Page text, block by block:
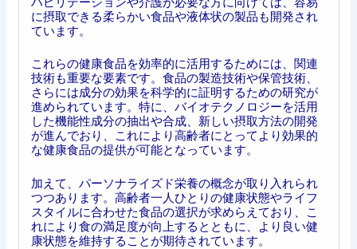
に摂取できる柔らかい食品や液体状の製品も開発され
ています。
これらの健康食品を効率的に活用するためには、関連
技術も重要な要素です。食品の製造技術や保管技術、
さらには成分の効果を科学的に証明するための研究が
進められています。特に、バイオテクノロジーを活用
した機能性成分の抽出や合成、新しい摂取方法の開発
が進んでおり、これにより高齢者にとってより効果的
な健康食品の提供が可能となっています。
加えて、パーソナライズド栄養の概念が取り入れられ
つつあります。高齢者一人ひとりの健康状態やライフ
スタイルに合わせた食品の選択が求めらえており、こ
れにより食の満足度が向上するとともに、より良い健
康状態を維持することが期待されています。